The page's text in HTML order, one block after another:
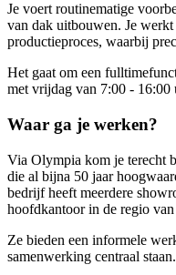
Je voert routinematige
van dak uitbouwen. Je
productieproces, waarbij
Het gaat om een
met vrijdag van 7:00 - 16:00
Waar ga je werken?
Via Olympia kom je terecht
die al bijna 50 jaar
bedrijf heeft meerdere
hoofdkantoor in de regio
Ze bieden een informele
samenwerking centraal staan.